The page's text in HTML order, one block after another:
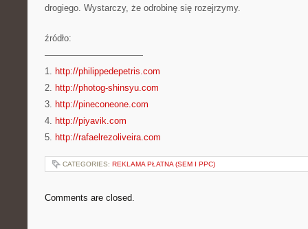
drogiego. Wystarczy, że odrobinę się rozejrzymy.
źródło:
———————————
1. http://philippedepetris.com
2. http://photog-shinsyu.com
3. http://pineconeone.com
4. http://piyavik.com
5. http://rafaelrezoliveira.com
CATEGORIES: REKLAMA PŁATNA (SEM I PPC)
Comments are closed.